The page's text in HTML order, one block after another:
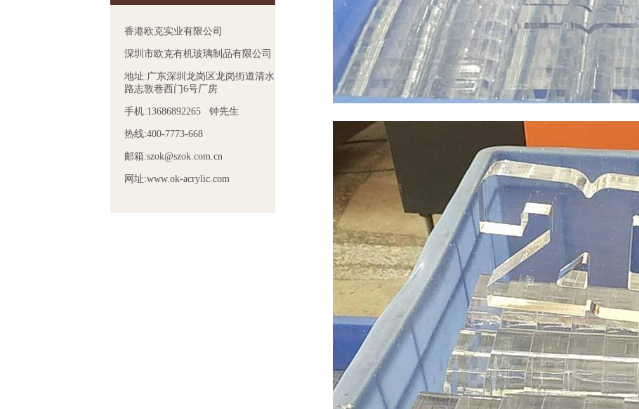
香港欧克实业有限公司
深圳市欧克有机玻璃制品有限公司
地址:广东深圳龙岗区龙岗街道清水
路志敦巷西门6号厂房
手机:13686892265 钟先生
热线:400-7773-668
邮箱:szok@szok.com.cn
网址:www.ok-acrylic.com